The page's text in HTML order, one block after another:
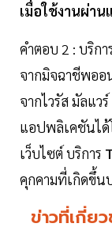
เมื่อใช้งานผ่า
คำตอบ 2 : บริกา
จากมิจฉาชีพออ
จากไวรัส มัลแว
แอปพลิเคชันได้
เว็บไซต์ บริการ
คุกคามที่เกิดขึ้น
ข่าวที่เกี่ย